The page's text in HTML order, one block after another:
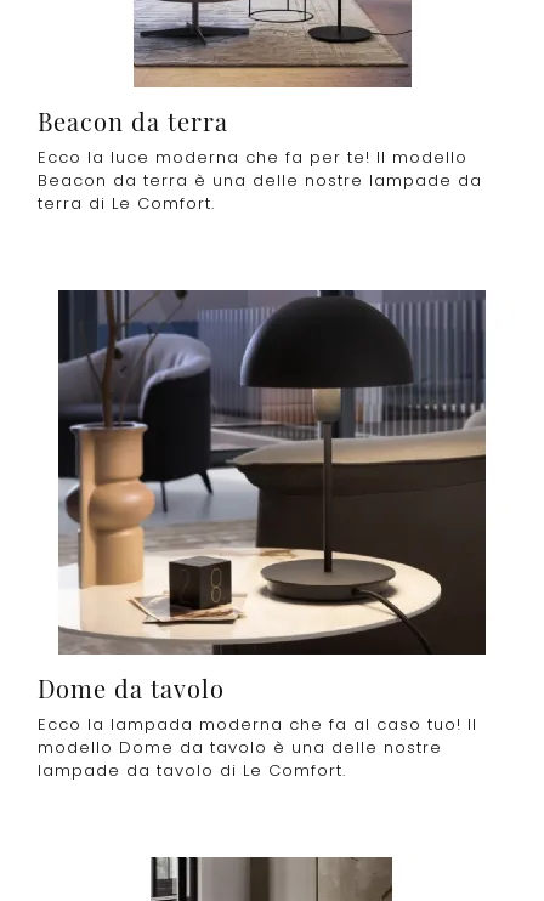
Beacon da terra
Ecco la luce moderna che fa per te! Il modello
Beacon da terra è una delle nostre lampade da
terra di Le Comfort.
Dome da tavolo
Ecco la lampada moderna che fa al caso tuo! Il
modello Dome da tavolo è una delle nostre
lampade da tavolo di Le Comfort.